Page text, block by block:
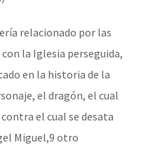
relacionado por las
la Iglesia perseguida,
en la historia de la
el dragón, el cual
el cual se desata
Miguel,9​ otro